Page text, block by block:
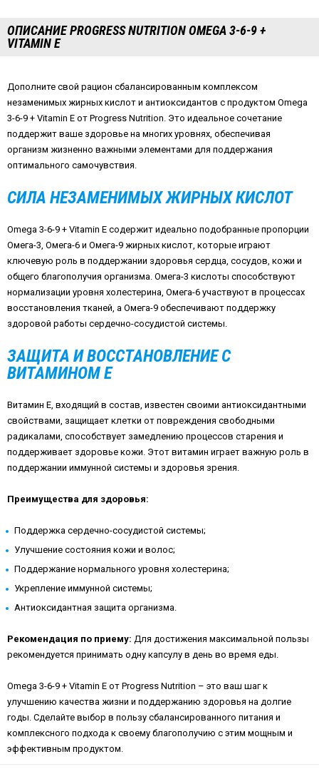
ОПИСАНИЕ PROGRESS NUTRITION OMEGA 3-6-9 +
VITAMIN E
Дополните свой рацион сбалансированным комплексом
незаменимых жирных кислот и антиоксидантов с продуктом Omega
3-6-9 + Vitamin E от Progress Nutrition. Это идеальное сочетание
поддержит ваше здоровье на многих уровнях, обеспечивая
организм жизненно важными элементами для поддержания
оптимального самочувствия.
СИЛА НЕЗАМЕНИМЫХ ЖИРНЫХ КИСЛОТ
Omega 3-6-9 + Vitamin E содержит идеально подобранные пропорции
Омега-3, Омега-6 и Омега-9 жирных кислот, которые играют
ключевую роль в поддержании здоровья сердца, сосудов, кожи и
общего благополучия организма. Омега-3 кислоты способствуют
нормализации уровня холестерина, Омега-6 участвуют в процессах
восстановления тканей, а Омега-9 обеспечивают поддержку
здоровой работы сердечно-сосудистой системы.
ЗАЩИТА И ВОССТАНОВЛЕНИЕ С
ВИТАМИНОМ E
Витамин E, входящий в состав, известен своими антиоксидантными
свойствами, защищает клетки от повреждения свободными
радикалами, способствует замедлению процессов старения и
поддерживает здоровье кожи. Этот витамин играет важную роль в
поддержании иммунной системы и здоровья зрения.
Преимущества для здоровья:
Поддержка сердечно-сосудистой системы;
Улучшение состояния кожи и волос;
Поддержание нормального уровня холестерина;
Укрепление иммунной системы;
Антиоксидантная защита организма.
Рекомендация по приему: Для достижения максимальной пользы
рекомендуется принимать одну капсулу в день во время еды.
Omega 3-6-9 + Vitamin E от Progress Nutrition – это ваш шаг к
улучшению качества жизни и поддержанию здоровья на долгие
годы. Сделайте выбор в пользу сбалансированного питания и
комплексного подхода к своему благополучию с этим мощным и
эффективным продуктом.